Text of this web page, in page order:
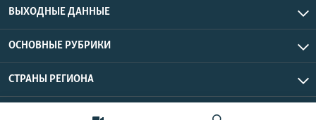
ВЫХОДНЫЕ ДАННЫЕ
ОСНОВНЫЕ РУБРИКИ
СТРАНЫ РЕГИОНА
Азаттык Азия © 2026 RFE/RL, Inc. | Все права защищены.